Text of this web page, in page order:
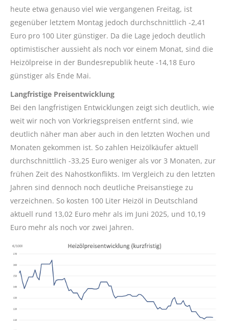
heute etwa genauso viel wie vergangenen Freitag, ist
gegenüber letztem Montag jedoch durchschnittlich -2,41
Euro pro 100 Liter günstiger. Da die Lage jedoch deutlich
optimistischer aussieht als noch vor einem Monat, sind die
Heizölpreise in der Bundesrepublik heute -14,18 Euro
günstiger als Ende Mai.
Langfristige Preisentwicklung
Bei den langfristigen Entwicklungen zeigt sich deutlich, wie
weit wir noch von Vorkriegspreisen entfernt sind, wie
deutlich näher man aber auch in den letzten Wochen und
Monaten gekommen ist. So zahlen Heizölkäufer aktuell
durchschnittlich -33,25 Euro weniger als vor 3 Monaten, zur
frühen Zeit des Nahostkonflikts. Im Vergleich zu den letzten
Jahren sind dennoch noch deutliche Preisanstiege zu
verzeichnen. So kosten 100 Liter Heizöl in Deutschland
aktuell rund 13,02 Euro mehr als im Juni 2025, und 10,19
Euro mehr als noch vor zwei Jahren.